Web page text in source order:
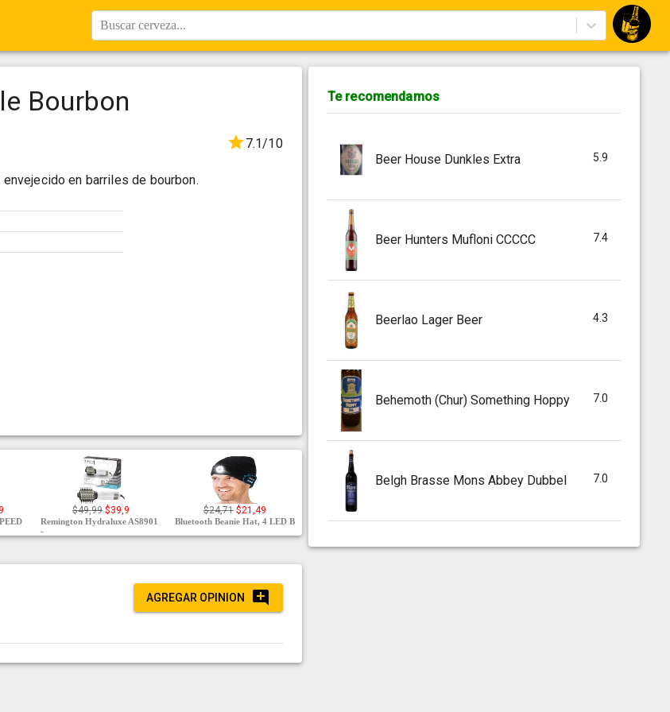
Buscar cerveza...
Bourbon
7.1/10
en barriles de bourbon.
$49,99 $39,9
Remington Hydraluxe AS8901
-
$24,71 $21,49
Bluetooth Beanie Hat, 4 LED B
AGREGAR OPINION
Te recomendamos
Beer House Dunkles Extra 5.9
Beer Hunters Mufloni CCCCC 7.4
Beerlao Lager Beer 4.3
Behemoth (Chur) Something Hoppy 7.0
Belgh Brasse Mons Abbey Dubbel 7.0